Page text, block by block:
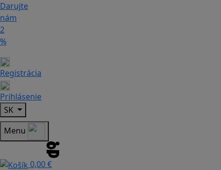
Darujte
nám
2
%
Registrácia
Prihlásenie
SK
Menu
0,00 €